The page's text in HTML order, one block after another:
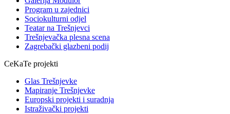
Program u zajednici
Sociokulturni odjel
Teatar na Trešnjevci
Trešnjevačka plesna scena
Zagrebački glazbeni podij
CeKaTe projekti
Glas Trešnjevke
Mapiranje Trešnjevke
Europski projekti i suradnja
Istraživački projekti